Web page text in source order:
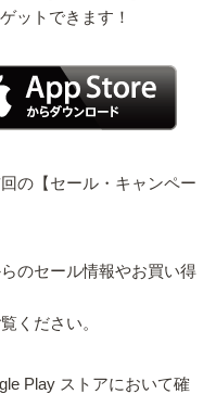
ットできます！
の【セール・キャンペー
のセール情報やお買い得
ください。
Play ストアにおいて確